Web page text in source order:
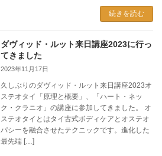
続きを読む
ダヴィッド・ルット来日講座2023に行っ
てきました
2023年11月17日
久しぶりのダヴィッド・ルット来日講座2023オ
ステオタイ「原理と概要」、「ハート・ネッ
ク・クラニオ」の講座に参加してきました。 オ
ステオタイとはタイ古式ボディケアとオステオ
パシーを融合させたテクニックです。進化した
最先端 […]